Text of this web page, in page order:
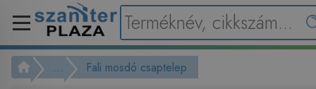
... Fali mosdó csaptelep